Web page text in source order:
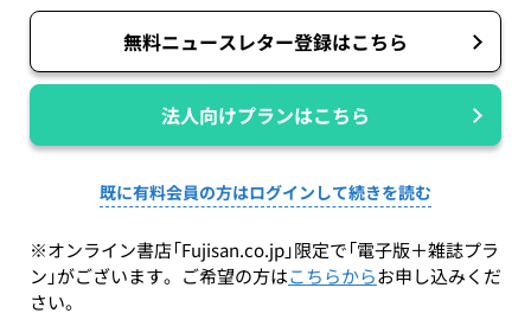
無料ニュースレター登録はこちら
法人向けプランはこちら
既に有料会員の方はログインして続きを読む
※オンライン書店「Fujisan.co.jp」限定で「電子版＋雑誌プラ
ン」がございます。ご希望の方はこちらからお申し込みくだ
さい。